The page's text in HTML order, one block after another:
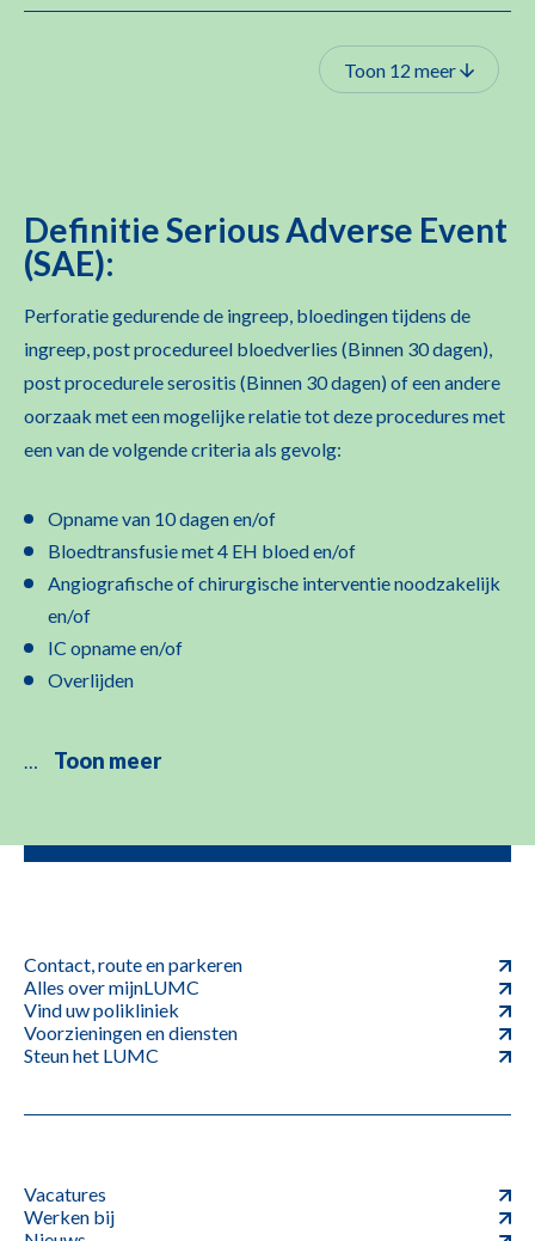
Toon 12 meer
Definitie Serious Adverse Event
(SAE):
Perforatie gedurende de ingreep, bloedingen tijdens de
ingreep, post procedureel bloedverlies (Binnen 30 dagen),
post procedurele serositis (Binnen 30 dagen) of een andere
oorzaak met een mogelijke relatie tot deze procedures met
een van de volgende criteria als gevolg:
Opname van 10 dagen en/of
Bloedtransfusie met 4 EH bloed en/of
Angiografische of chirurgische interventie noodzakelijk
en/of
IC opname en/of
Overlijden
… Toon meer
Contact, route en parkeren
Alles over mijnLUMC
Vind uw polikliniek
Voorzieningen en diensten
Steun het LUMC
Vacatures
Werken bij